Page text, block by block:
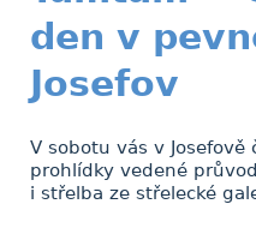
den v
Josefov
V sobotu vás v
prohlídky vedené
i střelba ze střelecké